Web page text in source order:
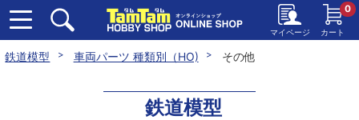
マイページ カート
0
鉄道模型 車両パーツ 種類別（HO) その他
鉄道模型